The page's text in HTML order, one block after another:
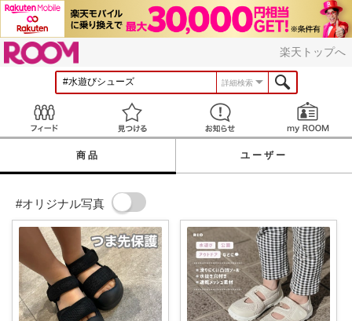
楽天トップへ
詳細検索
見つける お知らせ
商品 ユーザー
#オリジナル写真